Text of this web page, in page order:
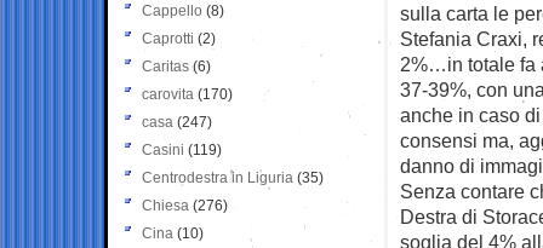
sulla carta le
Stefania Craxi,
2%…in totale fa
37-39%, con
anche in caso
consensi ma,
danno di
Senza contare
Destra di
soglia del 4%
Cappello (8)
Caprotti (2)
Caritas (6)
carovita (170)
casa (247)
Casini (119)
Centrodestra in Liguria (35)
Chiesa (276)
Cina (10)